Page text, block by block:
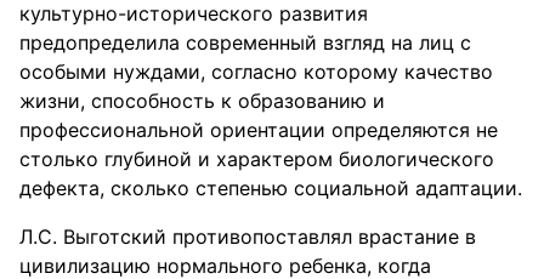
культурно-исторического развития
предопределила современный взгляд на лиц с
особыми нуждами, согласно которому качество
жизни, способность к образованию и
профессиональной ориентации определяются не
столько глубиной и характером биологического
дефекта, сколько степенью социальной адаптации.
Л.С. Выготский противопоставлял врастание в
цивилизацию нормального ребенка, когда